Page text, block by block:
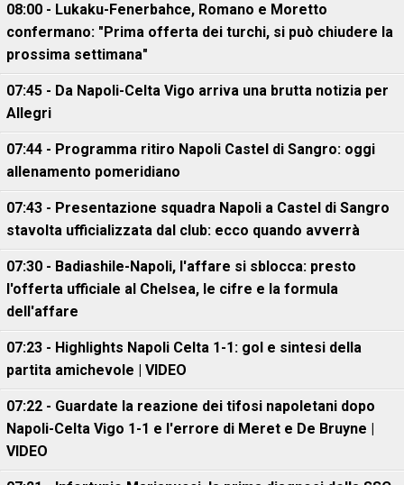
08:00 - Lukaku-Fenerbahce, Romano e Moretto
confermano: "Prima offerta dei turchi, si può chiudere la
prossima settimana"
07:45 - Da Napoli-Celta Vigo arriva una brutta notizia per
Allegri
07:44 - Programma ritiro Napoli Castel di Sangro: oggi
allenamento pomeridiano
07:43 - Presentazione squadra Napoli a Castel di Sangro
stavolta ufficializzata dal club: ecco quando avverrà
07:30 - Badiashile-Napoli, l'affare si sblocca: presto
l'offerta ufficiale al Chelsea, le cifre e la formula
dell'affare
07:23 - Highlights Napoli Celta 1-1: gol e sintesi della
partita amichevole | VIDEO
07:22 - Guardate la reazione dei tifosi napoletani dopo
Napoli-Celta Vigo 1-1 e l'errore di Meret e De Bruyne |
VIDEO